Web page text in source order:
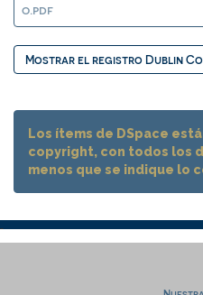
o.pdf
Mostrar el registro Dublin
Los ítems de DSpace
copyright, con todos los
menos que se indique lo